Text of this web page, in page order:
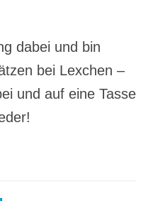
dabei und bin
bei Lexchen –
und auf eine Tasse